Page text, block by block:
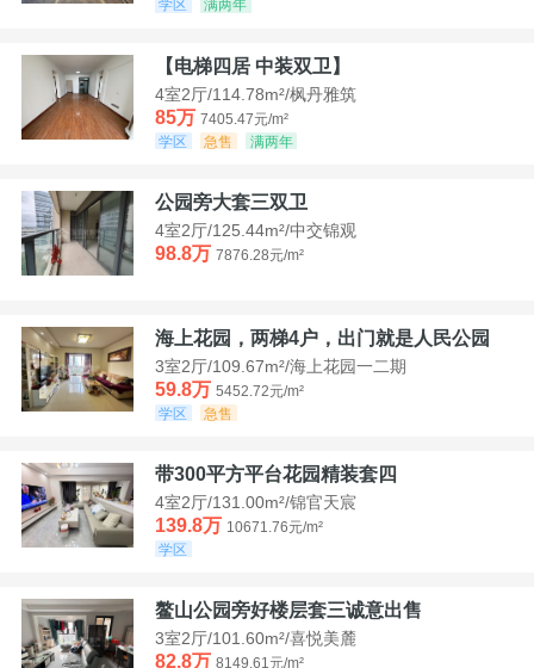
学区
满两年
【电梯四居 中装双卫】
4室2厅/114.78m²/枫丹雅筑
85万 7405.47元/m²
学区
急售 满两年
公园旁大套三双卫
4室2厅/125.44m²/中交锦观
98.8万 7876.28元/m²
海上花园，两梯4户，出门就是人民公园
3室2厅/109.67m²/海上花园一二期
59.8万 5452.72元/m²
学区
急售
带300平方平台花园精装套四
4室2厅/131.00m²/锦官天宸
139.8万 10671.76元/m²
学区
鳌山公园旁好楼层套三诚意出售
3室2厅/101.60m²/喜悦美麓
82.8万 8149.61元/m²